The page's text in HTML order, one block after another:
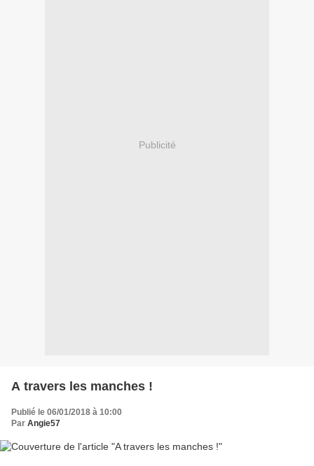
Publicité
A travers les manches !
Publié le 06/01/2018 à 10:00
Par Angie57